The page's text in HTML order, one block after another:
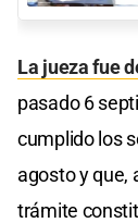
La jueza fue
pasado 6
cumplido los
agosto y que,
trámite